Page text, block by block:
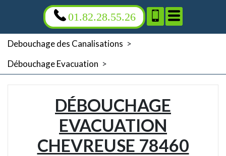
01.82.28.55.26
Debouchage des Canalisations >
Débouchage Evacuation >
DÉBOUCHAGE
EVACUATION
CHEVREUSE 78460